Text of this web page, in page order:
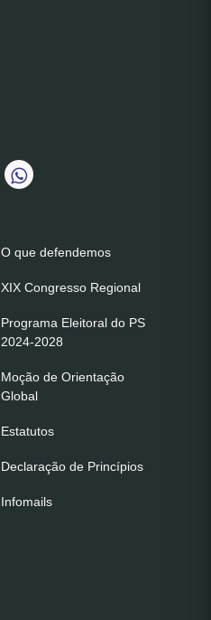
O que defendemos
XIX Congresso Regional
Programa Eleitoral do PS
2024-2028
Moção de Orientação
Global
Estatutos
Declaração de Princípios
Infomails